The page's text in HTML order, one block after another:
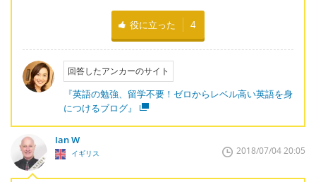
役に立った 4
回答したアンカーのサイト
『英語の勉強、留学不要！ゼロからレベル高い英語を身
につけるブログ』
Ian W
イギリス 2018/07/04 20:05